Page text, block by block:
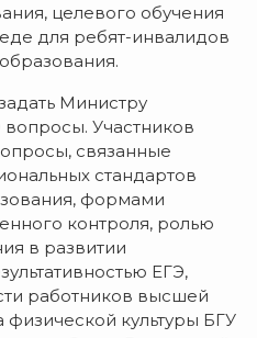
целевого обучения
для ребят-инвалидов
Министру
Участников
связанные
стандартов
формами
контроля, ролью
в развитии
ЕГЭ,
работников высшей
физической культуры БГУ